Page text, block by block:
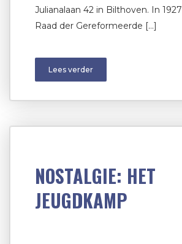
Julianalaan 42 in Bilthoven. In
Raad der Gereformeerde […]
Lees verder
NOSTALGIE: HET
JEUGDKAMP